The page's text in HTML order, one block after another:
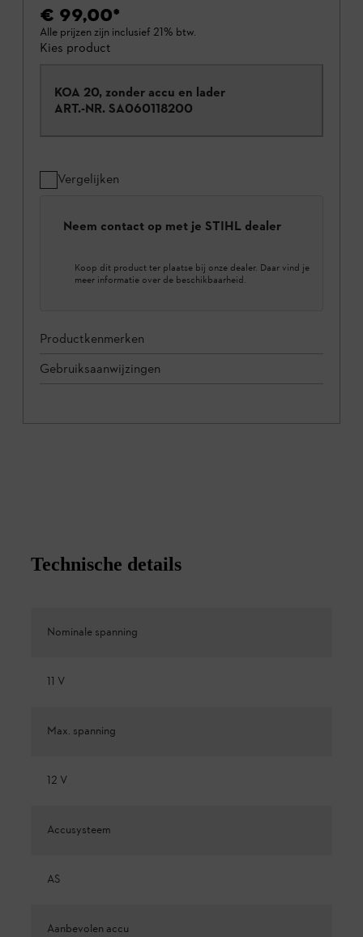
€ 99,00*
Alle prijzen zijn inclusief 21% btw.
Kies product
KOA 20, zonder accu en lader
ART.-NR. SA060118200
Vergelijken
Neem contact op met je STIHL dealer
Koop dit product ter plaatse bij onze dealer. Daar vind je
meer informatie over de beschikbaarheid.
Productkenmerken
Gebruiksaanwijzingen
Technische details
Nominale spanning
11 V
Max. spanning
12 V
Accusysteem
AS
Aanbevolen accu